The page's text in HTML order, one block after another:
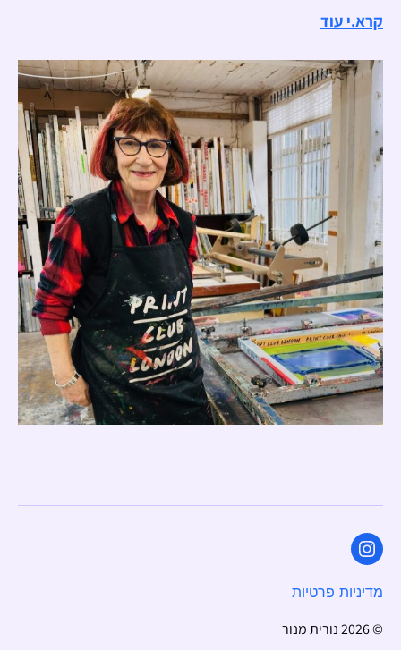
קרא.י עוד
© 2026 נורית מנור
מדיניות פרטיות
Instagram